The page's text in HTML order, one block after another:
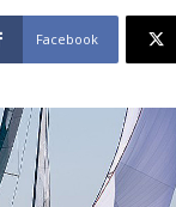
Facebook